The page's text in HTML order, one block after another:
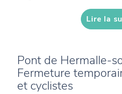
Lire la
Pont de Hermalle-
Fermeture
et cyclistes